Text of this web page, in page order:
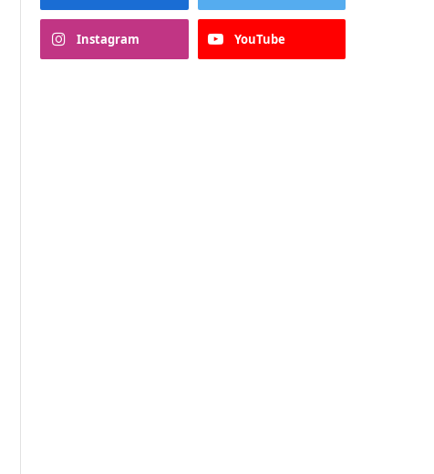
Instagram YouTube